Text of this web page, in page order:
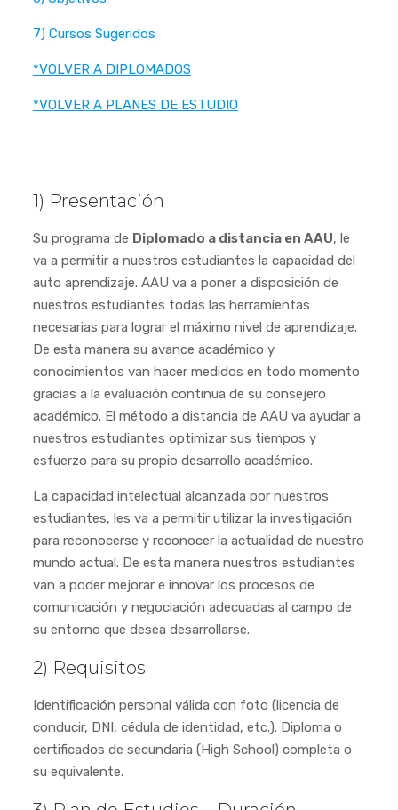
7) Cursos Sugeridos
*VOLVER A DIPLOMADOS
*VOLVER A PLANES DE ESTUDIO
1) Presentación
Su programa de Diplomado a distancia en AAU, le
va a permitir a nuestros estudiantes la capacidad del
auto aprendizaje. AAU va a poner a disposición de
nuestros estudiantes todas las herramientas
necesarias para lograr el máximo nivel de aprendizaje.
De esta manera su avance académico y
conocimientos van hacer medidos en todo momento
gracias a la evaluación continua de su consejero
académico. El método a distancia de AAU va ayudar a
nuestros estudiantes optimizar sus tiempos y
esfuerzo para su propio desarrollo académico.
La capacidad intelectual alcanzada por nuestros
estudiantes, les va a permitir utilizar la investigación
para reconocerse y reconocer la actualidad de nuestro
mundo actual. De esta manera nuestros estudiantes
van a poder mejorar e innovar los procesos de
comunicación y negociación adecuadas al campo de
su entorno que desea desarrollarse.
2) Requisitos
Identificación personal válida con foto (licencia de
conducir, DNI, cédula de identidad, etc.). Diploma o
certificados de secundaria (High School) completa o
su equivalente.